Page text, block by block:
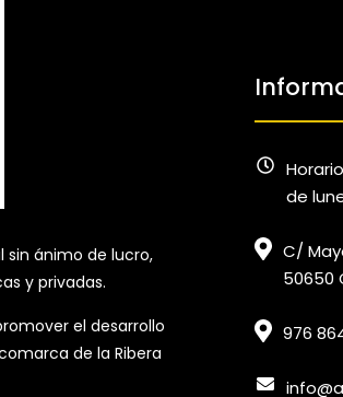
sin ánimo de lucro,
y privadas.
el desarrollo
de la Ribera
de
C/
50650
976